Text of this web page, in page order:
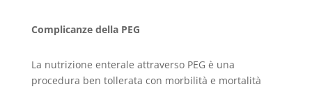
Complicanze della PEG
La nutrizione enterale attraverso PEG è una
procedura ben tollerata con morbilità e mortalità